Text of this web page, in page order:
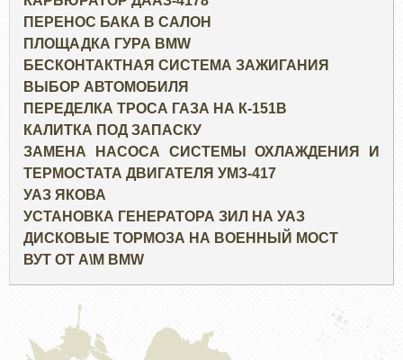
ПЕРЕНОС БАКА В САЛОН
ПЛОЩАДКА ГУРА BMW
БЕСКОНТАКТНАЯ СИСТЕМА ЗАЖИГАНИЯ
ВЫБОР АВТОМОБИЛЯ
ПЕРЕДЕЛКА ТРОСА ГАЗА НА К-151В
КАЛИТКА ПОД ЗАПАСКУ
ЗАМЕНА НАСОСА СИСТЕМЫ ОХЛАЖДЕНИЯ И
ТЕРМОСТАТА ДВИГАТЕЛЯ УМЗ-417
УАЗ ЯКОВА
УСТАНОВКА ГЕНЕРАТОРА ЗИЛ НА УАЗ
ДИСКОВЫЕ ТОРМОЗА НА ВОЕННЫЙ МОСТ
ВУТ ОТ А\М BMW